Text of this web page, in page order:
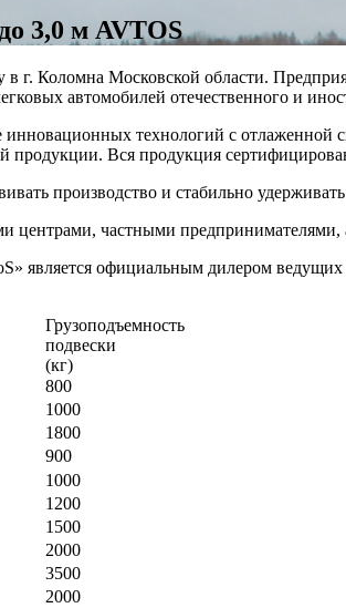
3,0 м AVTOS
г. Коломна Московской области.
автомобилей отечественного и
технологий с отлаженной
Вся продукция
производство и стабильно
центрами, частными
является официальным дилером
Грузоподъемность
подвески
(кг)
800
1000
1800
900
1000
1200
1500
2000
3500
2000